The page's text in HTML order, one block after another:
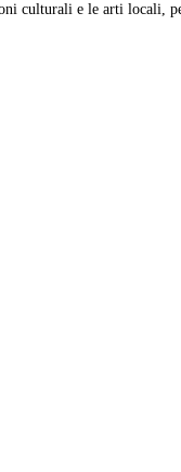
culturali e le arti locali,